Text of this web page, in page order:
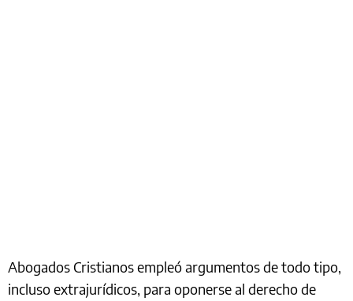
Abogados Cristianos empleó argumentos de todo tipo,
incluso extrajurídicos, para oponerse al derecho de